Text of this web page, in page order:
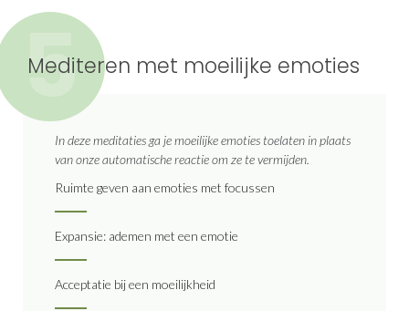
5
Mediteren met moeilijke emoties
In deze meditaties ga je moeilijke emoties toelaten in plaats
van onze automatische reactie om ze te vermijden.
Ruimte geven aan emoties met focussen
Expansie: ademen met een emotie
Acceptatie bij een moeilijkheid